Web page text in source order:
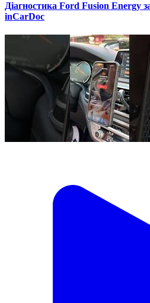
Діагностика Ford Fusion Energy
inCarDoc